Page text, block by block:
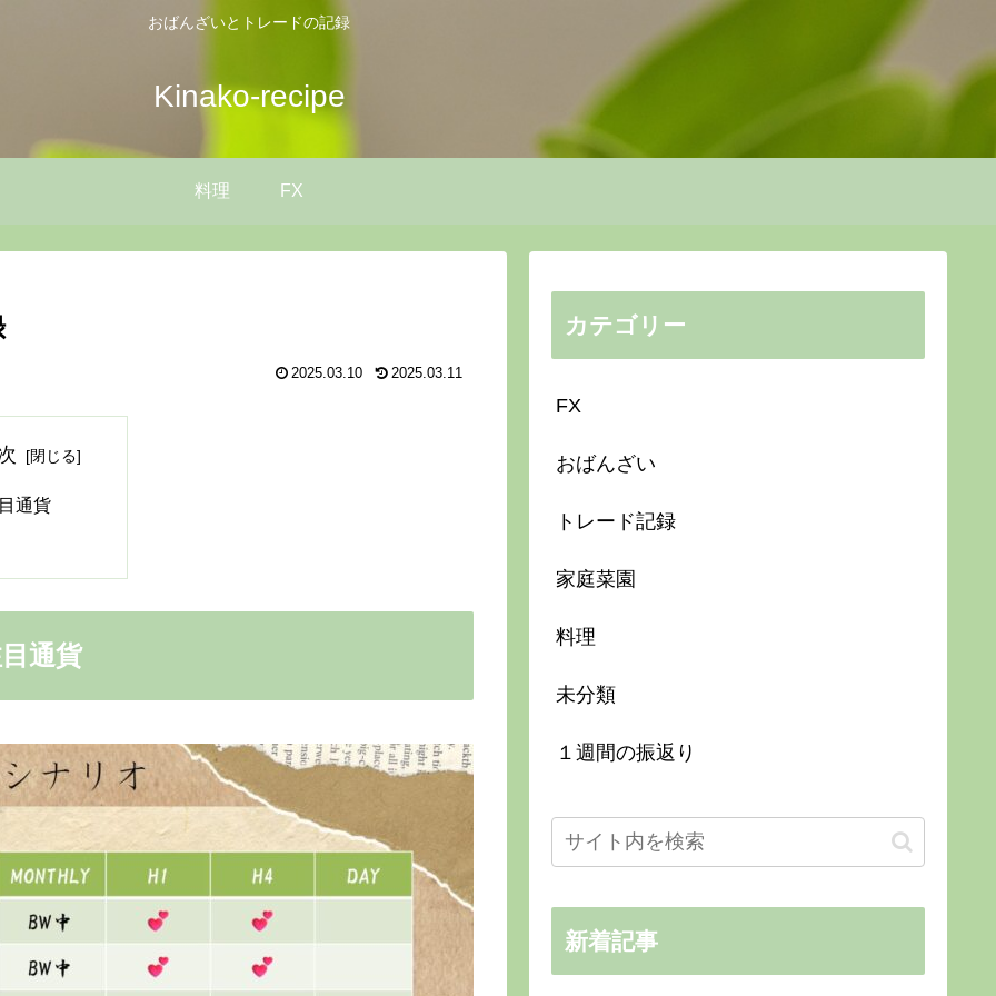
おばんざいとトレードの記録
Kinako-recipe
料理 FX
2025.03.10 2025.03.11
通貨
通貨
カテゴリー
FX
おばんざい
トレード記録
家庭菜園
料理
未分類
１週間の振返り
新着記事